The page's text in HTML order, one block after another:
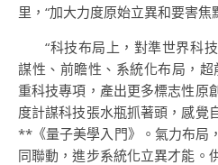
里，“加大力度原始立異和要害焦
“科技布局上，對準世界科
謀性、前瞻性、系統化布局，
重科技專項，產出更多標志性原
度計謀科技張水瓶抓著頭，感覺
**《量子美學入門》。氣力布局
同聯動，進步系統化立異才能。